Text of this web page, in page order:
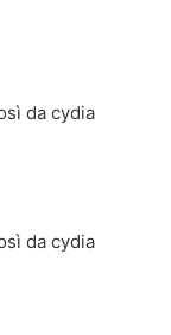
da cydia
da cydia